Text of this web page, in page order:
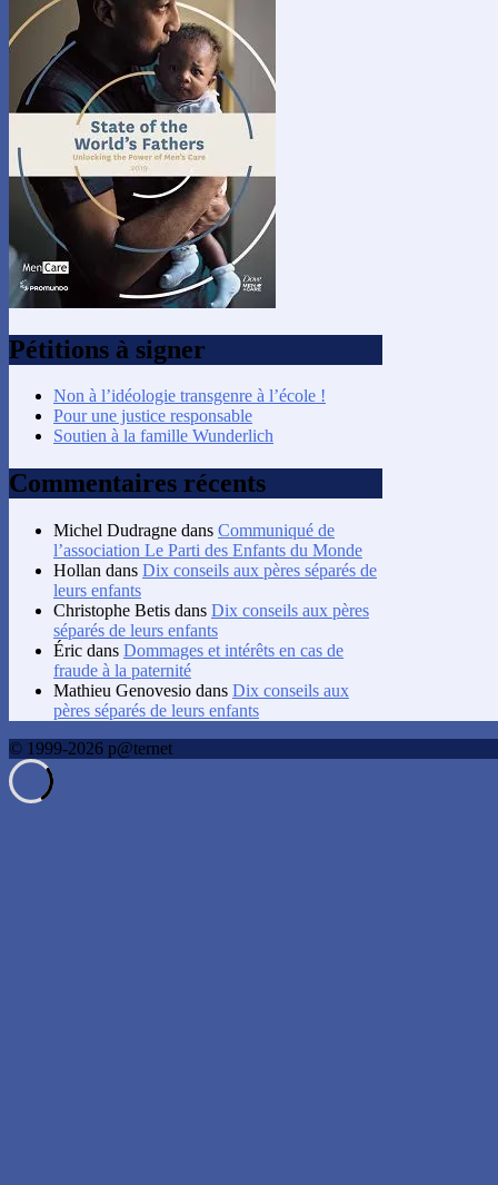
Pétitions à signer
Non à l’idéologie transgenre à l’école !
Pour une justice responsable
Soutien à la famille Wunderlich
Commentaires récents
Michel Dudragne dans Communiqué de
l’association Le Parti des Enfants du Monde
Hollan dans Dix conseils aux pères séparés de
leurs enfants
Christophe Betis dans Dix conseils aux pères
séparés de leurs enfants
Éric dans Dommages et intérêts en cas de
fraude à la paternité
Mathieu Genovesio dans Dix conseils aux
pères séparés de leurs enfants
© 1999-2026 p@ternet